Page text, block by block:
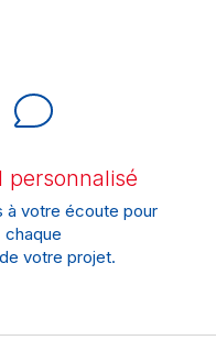
personnalisé
à votre écoute pour
chaque
votre projet.